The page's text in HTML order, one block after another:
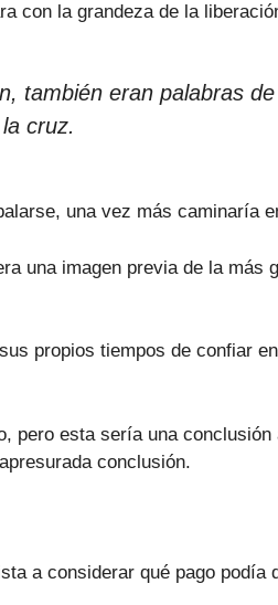
con la grandeza de la
también eran palabras
cruz.
una vez más caminaría
una imagen previa de la más
propios tiempos de confiar
esta sería una
conclusión.
a considerar qué pago podía